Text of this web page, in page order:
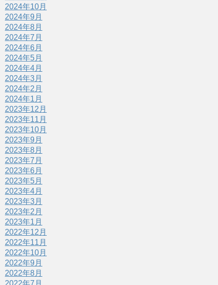
2024年10月
2024年9月
2024年8月
2024年7月
2024年6月
2024年5月
2024年4月
2024年3月
2024年2月
2024年1月
2023年12月
2023年11月
2023年10月
2023年9月
2023年8月
2023年7月
2023年6月
2023年5月
2023年4月
2023年3月
2023年2月
2023年1月
2022年12月
2022年11月
2022年10月
2022年9月
2022年8月
2022年7月